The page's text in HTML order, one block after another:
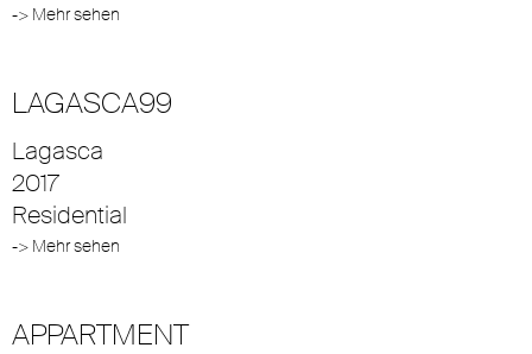
-> Mehr sehen
LAGASCA99
Lagasca
2017
Residential
-> Mehr sehen
APPARTMENT